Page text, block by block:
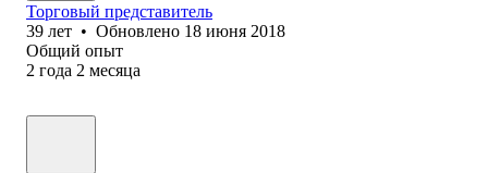
Торговый представитель
39 лет • Обновлено 18 июня 2018
Общий опыт
2 года 2 месяца